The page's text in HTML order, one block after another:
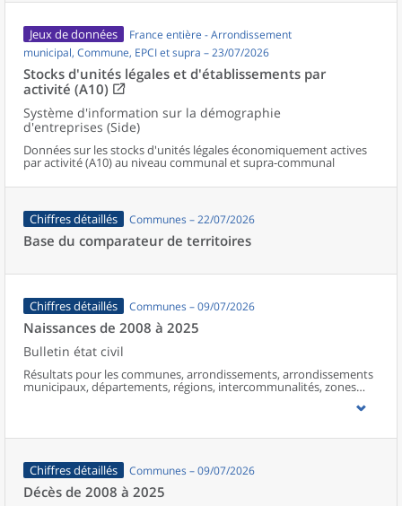
Jeux de données
France entière - Arrondissement
municipal, Commune, EPCI et supra – 23/07/2026
Stocks d'unités légales et d'établissements par
activité (A10)
Système d'information sur la démographie
d'entreprises (Side)
Données sur les stocks d'unités légales économiquement actives
par activité (A10) au niveau communal et supra-communal
Chiffres détaillés Communes – 22/07/2026
Base du comparateur de territoires
Chiffres détaillés Communes – 09/07/2026
Naissances de 2008 à 2025
Bulletin état civil
Résultats pour les communes, arrondissements, arrondissements
municipaux, départements, régions, intercommunalités, zones
d’emploi, bassins de vie, unités urbaines et aires d’attraction des
Chiffres détaillés Communes – 09/07/2026
Décès de 2008 à 2025